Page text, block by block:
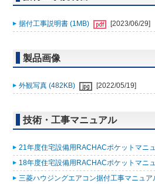
据付工事説明書 (1MB) [2023/06/29]
製品画像
外観写真 (482KB) [2022/05/19]
技術・工事マニュアル
21年度住宅設備用RACHACポケットマニ
18年度住宅設備用RACHACポケットマニ
三菱ハウジングエアコン据付工事マニュ